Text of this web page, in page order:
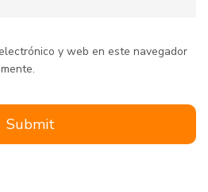
y web en este navegador